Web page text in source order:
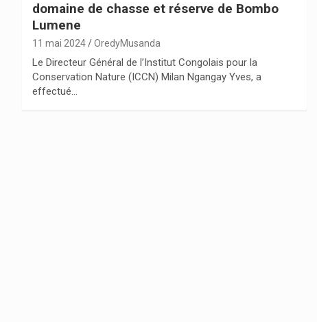
domaine de chasse et réserve de Bombo
Lumene
11 mai 2024 OredyMusanda
Le Directeur Général de l’Institut Congolais pour la
Conservation Nature (ICCN) Milan Ngangay Yves, a
effectué…